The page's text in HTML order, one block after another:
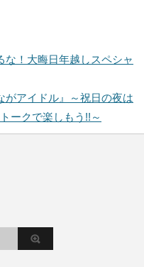
な！大晦日年越しスペシャ
がアイドル』～祝日の夜は
ークで楽しもう!!～